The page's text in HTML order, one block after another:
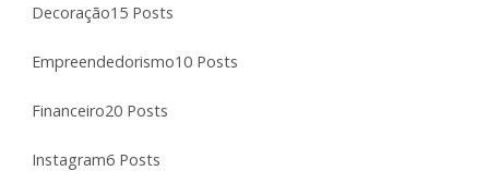
Decoração15 Posts
Empreendedorismo10 Posts
Financeiro20 Posts
Instagram6 Posts